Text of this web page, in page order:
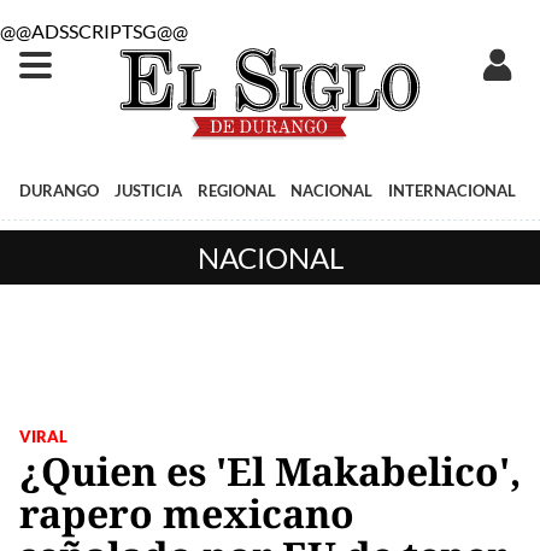
@@ADSSCRIPTSG@@
DURANGO JUSTICIA REGIONAL NACIONAL INTERNACIONAL
NACIONAL
VIRAL
¿Quien es 'El Makabelico',
rapero mexicano